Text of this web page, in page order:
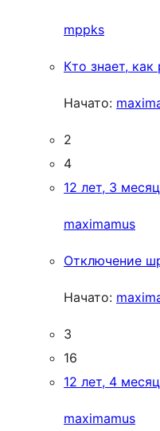
mppks
Кто знает, как
Начато:
2
4
12 лет, 3
maximamus
Отключение
Начато:
3
16
12 лет, 4
maximamus